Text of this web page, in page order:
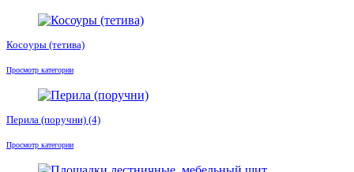
Косоуры (тетива)
Просмотр категории
Перила (поручни) (4)
Просмотр категории